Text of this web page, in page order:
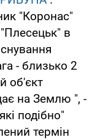
"Коронас"
в
- близько 2
об'єкт
на Землю ", -
подібно"
термін